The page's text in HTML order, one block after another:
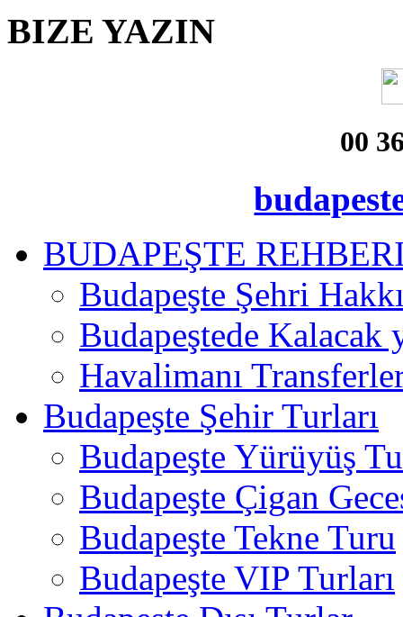
BIZE YAZIN
00
BUDAPEŞTE
Budapeşte Şehri
Budapeştede Kalacak
Havalimanı
Budapeşte Şehir Turları
Budapeşte Yürüyüş
Budapeşte Çigan
Budapeşte Tekne Turu
Budapeşte VIP Turları